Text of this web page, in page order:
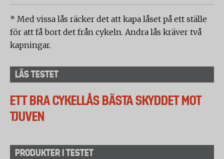
* Med vissa lås räcker det att kapa låset på ett ställe
för att få bort det från cykeln. Andra lås kräver två
kapningar.
LÄS TESTET
ETT BRA CYKELLÅS BÄSTA SKYDDET MOT
TJUVEN
PRODUKTER I TESTET